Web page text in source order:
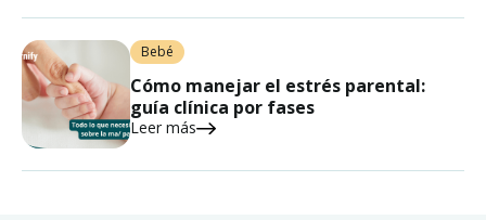
Bebé
Cómo manejar el estrés parental:
guía clínica por fases
Leer más